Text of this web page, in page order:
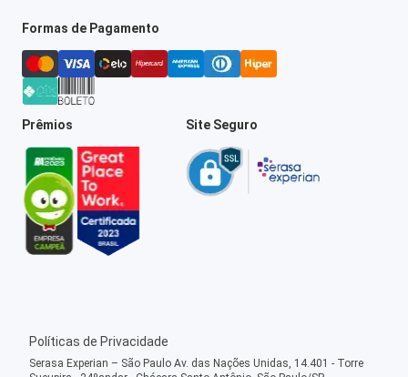
Formas de Pagamento
Prêmios Site Seguro
Políticas de Privacidade
Serasa Experian – São Paulo Av. das Nações Unidas, 14.401 - Torre